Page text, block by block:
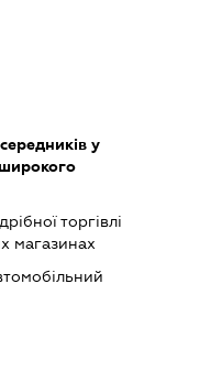
у
широкого
торгівлі
магазинах